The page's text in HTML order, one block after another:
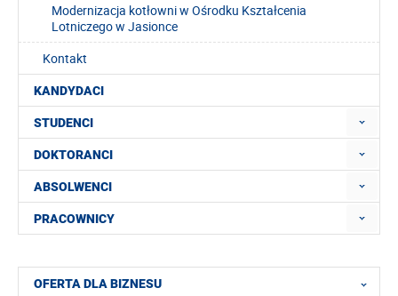
Modernizacja kotłowni w Ośrodku Kształcenia
Lotniczego w Jasionce
Kontakt
KANDYDACI
STUDENCI
DOKTORANCI
ABSOLWENCI
PRACOWNICY
OFERTA DLA BIZNESU